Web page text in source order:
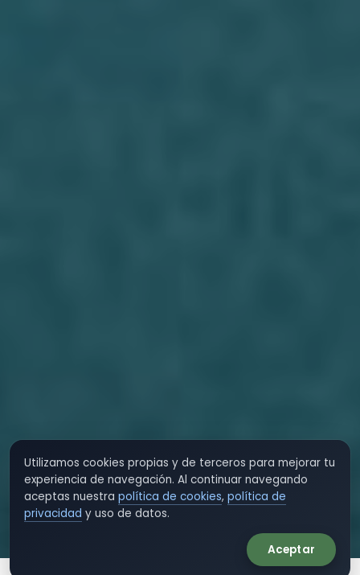
Utilizamos cookies propias y de terceros para mejorar tu
experiencia de navegación. Al continuar navegando
aceptas nuestra política de cookies, política de
privacidad y uso de datos.
Aceptar